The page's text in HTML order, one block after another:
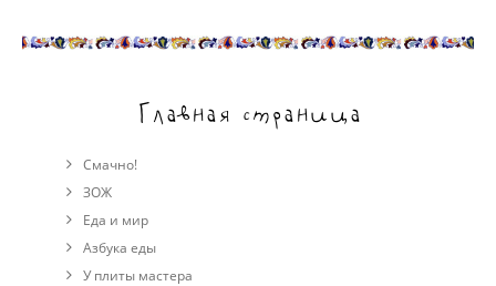
Главная страница
Смачно!
ЗОЖ
Еда и мир
Азбука еды
У плиты мастера